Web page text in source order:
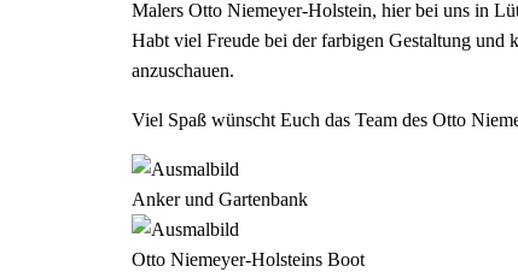
Malers Otto Niemeyer-Holstein, hier bei uns in
Habt viel Freude bei der farbigen Gestaltung und
anzuschauen.
Viel Spaß wünscht Euch das Team des Otto
Anker und Gartenbank
Otto Niemeyer-Holsteins Boot